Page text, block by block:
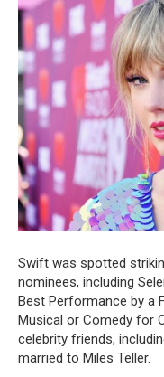
Swift was spotted
nominees, including
Best Performance by a
Musical or Comedy for
celebrity friends,
married to Miles Teller.